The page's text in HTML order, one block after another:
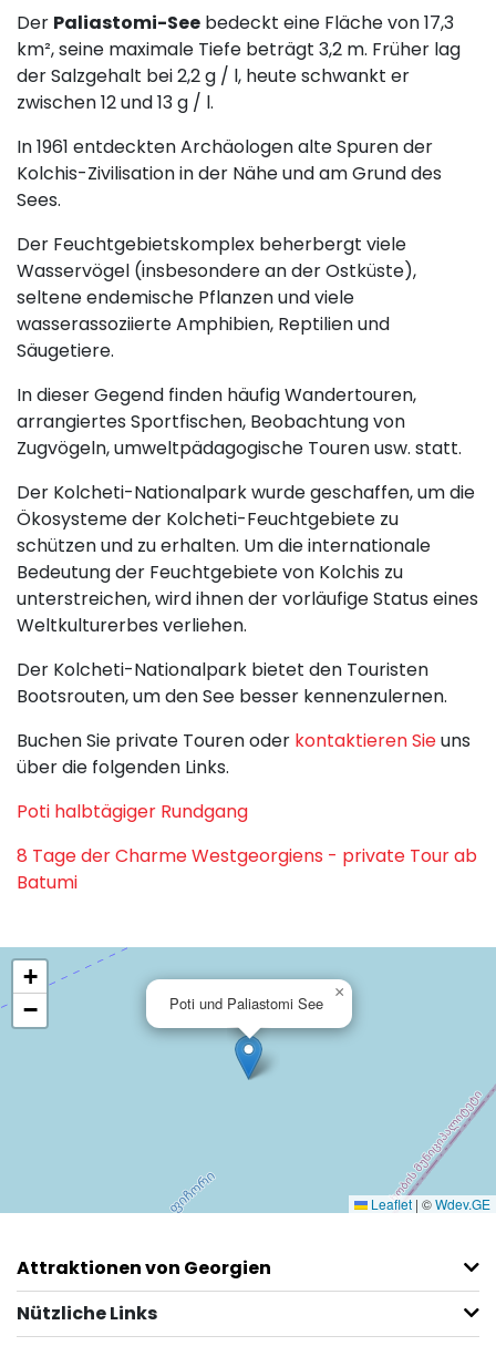
Der Paliastomi-See bedeckt eine Fläche von 17,3
km², seine maximale Tiefe beträgt 3,2 m. Früher lag
der Salzgehalt bei 2,2 g / l, heute schwankt er
zwischen 12 und 13 g / l.
In 1961 entdeckten Archäologen alte Spuren der
Kolchis-Zivilisation in der Nähe und am Grund des
Sees.
Der Feuchtgebietskomplex beherbergt viele
Wasservögel (insbesondere an der Ostküste),
seltene endemische Pflanzen und viele
wasserassoziierte Amphibien, Reptilien und
Säugetiere.
In dieser Gegend finden häufig Wandertouren,
arrangiertes Sportfischen, Beobachtung von
Zugvögeln, umweltpädagogische Touren usw. statt.
Der Kolcheti-Nationalpark wurde geschaffen, um die
Ökosysteme der Kolcheti-Feuchtgebiete zu
schützen und zu erhalten. Um die internationale
Bedeutung der Feuchtgebiete von Kolchis zu
unterstreichen, wird ihnen der vorläufige Status eines
Weltkulturerbes verliehen.
Der Kolcheti-Nationalpark bietet den Touristen
Bootsrouten, um den See besser kennenzulernen.
Buchen Sie private Touren oder kontaktieren Sieuns
über die folgenden Links.
Poti halbtägiger Rundgang
8 Tage der Charme Westgeorgiens - private Tour ab
Batumi
Poti und Paliastomi See
×
+
−
Leaflet | ©Wdev.GE
Attraktionen von Georgien
Nützliche Links